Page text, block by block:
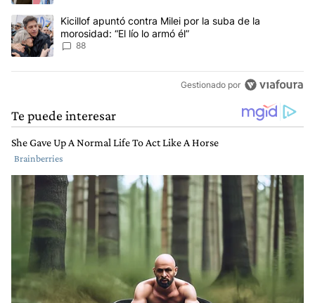
Un artículo de tendencia con el título "Kicillof apuntó contra Milei
Kicillof apuntó contra Milei por la suba de la
morosidad: “El lío lo armó él”
88
Gestionado por